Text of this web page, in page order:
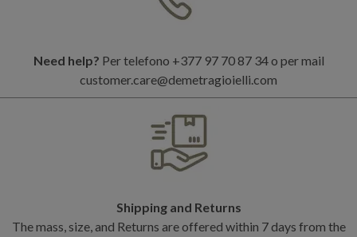
Need help? Per telefono +377 97 70 87 34 o per mail
customer.care@demetragioielli.com
Shipping and Returns
The mass, size, and Returns are offered within 7 days from the